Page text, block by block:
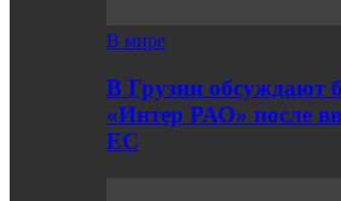
В мире
В Грузии обсуждают
«Интер РАО» после
ЕС